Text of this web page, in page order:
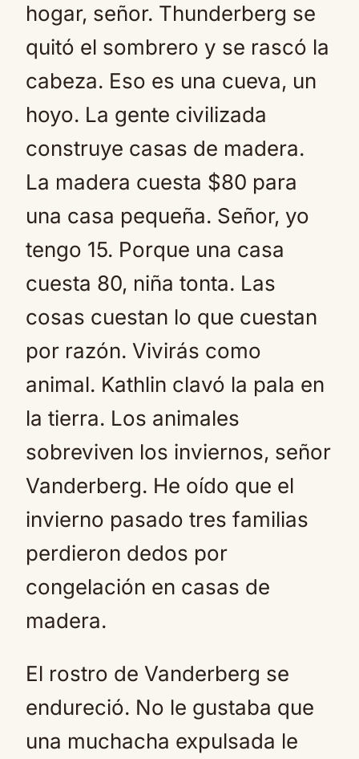
hogar, señor. Thunderberg se
quitó el sombrero y se rascó la
cabeza. Eso es una cueva, un
hoyo. La gente civilizada
construye casas de madera.
La madera cuesta $80 para
una casa pequeña. Señor, yo
tengo 15. Porque una casa
cuesta 80, niña tonta. Las
cosas cuestan lo que cuestan
por razón. Vivirás como
animal. Kathlin clavó la pala en
la tierra. Los animales
sobreviven los inviernos, señor
Vanderberg. He oído que el
invierno pasado tres familias
perdieron dedos por
congelación en casas de
madera.
El rostro de Vanderberg se
endureció. No le gustaba que
una muchacha expulsada le